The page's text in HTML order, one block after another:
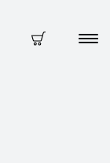
Panier